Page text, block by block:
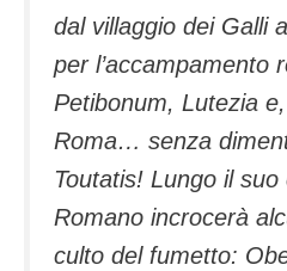
dal villaggio dei Galli
per l’accampamento
Petibonum, Lutezia
Roma… senza
Toutatis! Lungo il
Romano incrocerà
culto del fumetto: